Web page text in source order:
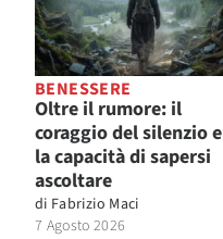
BENESSERE
Oltre il rumore: il
coraggio del silenzio e
la capacità di sapersi
ascoltare
di Fabrizio Maci
7 Agosto 2026